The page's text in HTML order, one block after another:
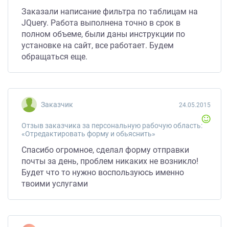
Заказали написание фильтра по таблицам на
JQuery. Работа выполнена точно в срок в
полном объеме, были даны инструкции по
установке на сайт, все работает. Будем
обращаться еще.
Заказчик
Отзыв заказчика за персональную рабочую область:
«Отредактировать форму и обьяснить»
24.05.2015
Спасибо огромное, сделал форму отправки
почты за день, проблем никаких не возникло!
Будет что то нужно воспользуюсь именно
твоими услугами